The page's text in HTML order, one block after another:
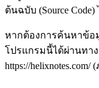
ต้นฉบับ (Source
หากต้องการค้นหาข้อ
โปรแกรมนี้ได้ผ่านทาง
https://